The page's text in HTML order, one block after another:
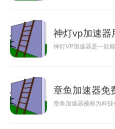
神灯vp加速器
神灯VP加速器是一款
章鱼加速器免
章鱼加速器被称为科